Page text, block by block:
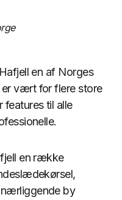
en af Norges
vært for flere store
til alle
en række
by